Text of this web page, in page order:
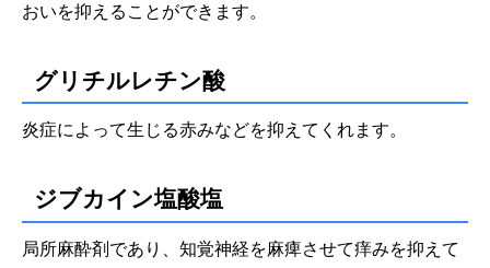
おいを抑えることができます。
グリチルレチン酸
炎症によって生じる赤みなどを抑えてくれます。
ジブカイン塩酸塩
局所麻酔剤であり、知覚神経を麻痺させて痒みを抑えて